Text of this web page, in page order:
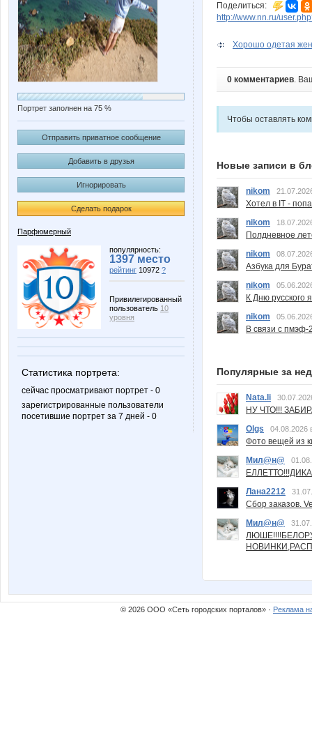
Портрет заполнен на 75 %
Отправить приватное сообщение
Добавить в друзья
Игнорировать
Сделать подарок
Парфюмерный
популярность:
1397 место
рейтинг 10972 ?
Привилегированный
пользователь 10
уровня
Статистика портрета:
сейчас просматривают портрет - 0
зарегистрированные пользователи
посетившие портрет за 7 дней - 0
Поделиться:
http://www.nn.ru/
Хорошо одетая
0 комментариев.
Чтобы оставлять
Новые записи в
nikom
Хотел в IT -
nikom
Полдневное
nikom
Азбука для
nikom
К Дню русского
nikom
В связи с пмэф-
Популярные за
Nata.li
НУ ЧТО!!!
Olgs
04.08.2026
Фото вещей из
Мил@н@
Лана2212
Сбор заказов.
Мил@н@
© 2026 ООО «Сеть городских порталов» · Реклама